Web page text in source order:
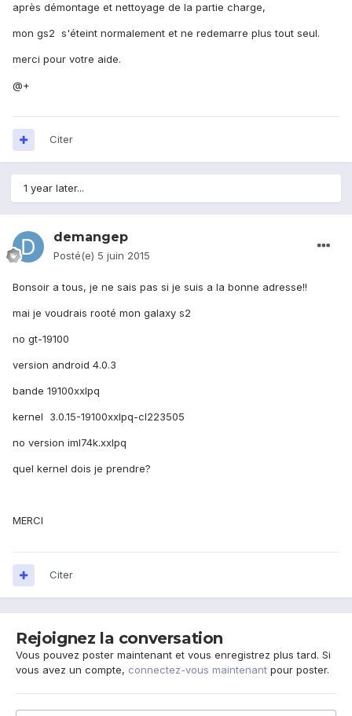
après démontage et nettoyage de la partie charge,
mon gs2 s'éteint normalement et ne redemarre plus tout seul.
merci pour votre aide.
@+
Citer
1 year later...
demangep
Posté(e) 5 juin 2015
Bonsoir a tous, je ne sais pas si je suis a la bonne adresse!!
mai je voudrais rooté mon galaxy s2
no gt-19100
version android 4.0.3
bande 19100xxlpq
kernel 3.0.15-19100xxlpq-cl223505
no version iml74k.xxlpq
quel kernel dois je prendre?
MERCI
Citer
Rejoignez la conversation
Vous pouvez poster maintenant et vous enregistrez plus tard. Si
vous avez un compte, connectez-vous maintenant pour poster.